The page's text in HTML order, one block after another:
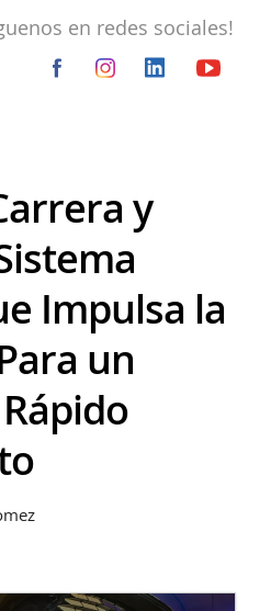
en redes sociales!
y
Impulsa la
un